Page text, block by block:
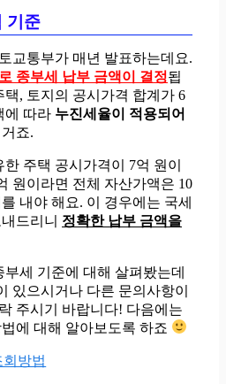
기준
교통부가 매년 발표하는데요.
종부세 납부 금액이 결정됩
, 토지의 공시가격 합계가 6
에 따라 누진세율이 적용되어
죠.
주택 공시가격이 7억 원이
원이라면 전체 자산가액은 10
내야 해요. 이 경우에는 국세
드리니 정확한 납부 금액을
세 기준에 대해 살펴봤는데
있으시거나 다른 문의사항이
주시기 바랍니다! 다음에는
에 대해 알아보도록 하죠
방법